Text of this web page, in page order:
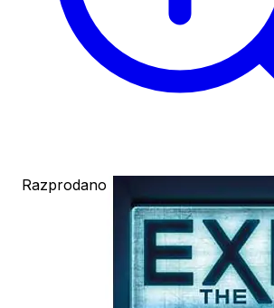
Razprodano